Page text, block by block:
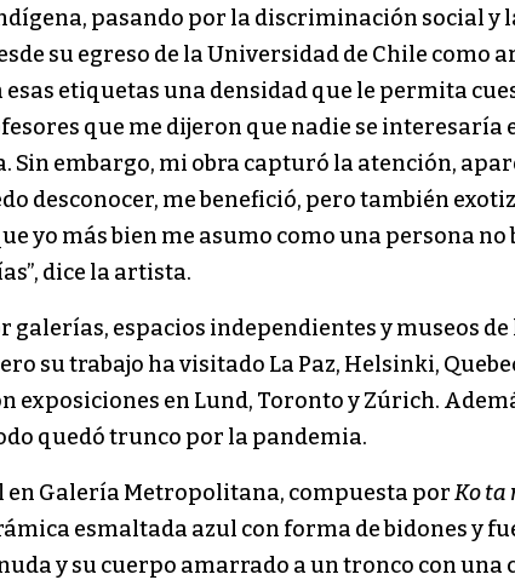
pasando por la discriminación social
su egreso de la Universidad de Chile como
etiquetas una densidad que le permita
que me dijeron que nadie se
Sin embargo, mi obra capturó la atención,
desconocer, me benefició, pero también
yo más bien me asumo como una persona
dice la artista.
galerías, espacios independientes y museos
su trabajo ha visitado La Paz, Helsinki,
exposiciones en Lund, Toronto y Zúrich.
quedó trunco por la pandemia.
Galería Metropolitana, compuesta porKo ta
esmaltada azul con forma de bidones y
y su cuerpo amarrado a un tronco con una